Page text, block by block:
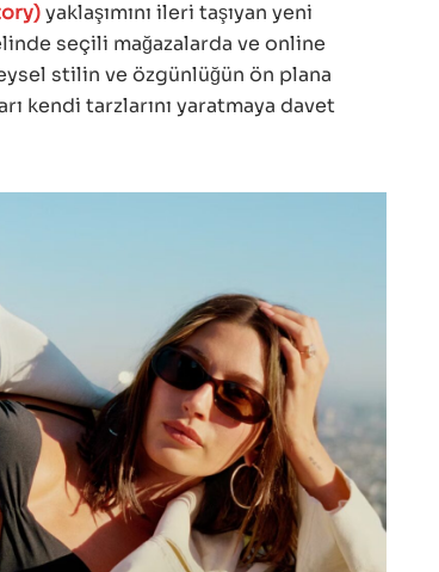
yaklaşımını ileri taşıyan yeni
seçili mağazalarda ve online
stilin ve özgünlüğün ön plana
kendi tarzlarını yaratmaya davet